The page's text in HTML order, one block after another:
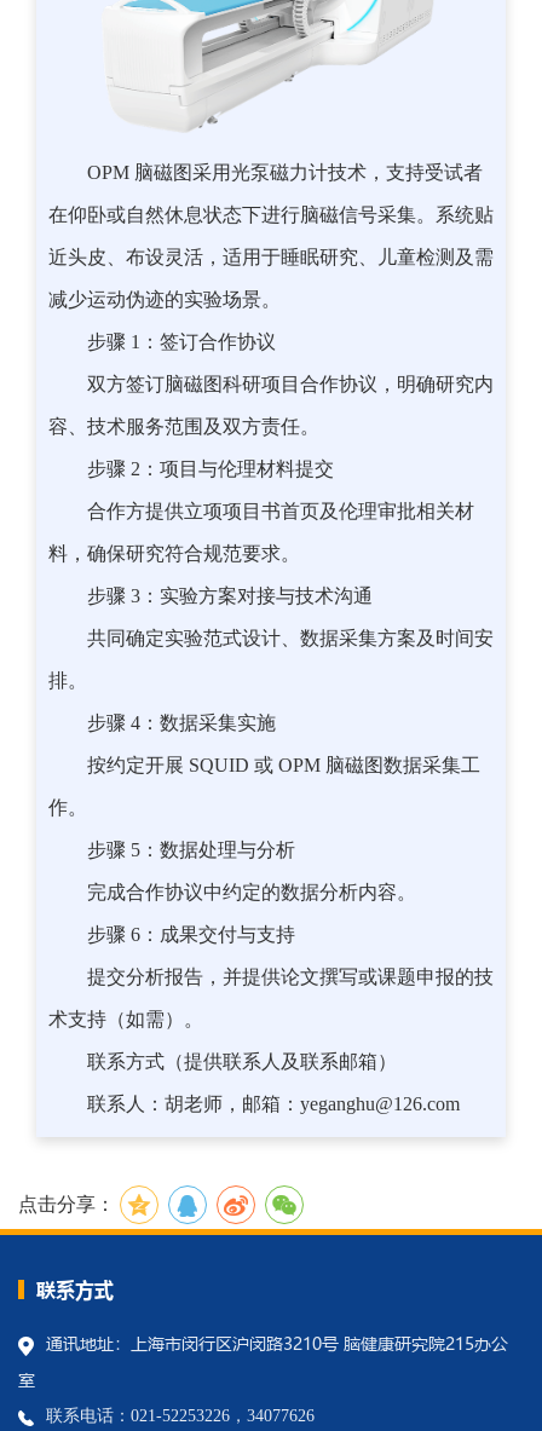
OPM 脑磁图采用光泵磁力计技术，支持受试者
在仰卧或自然休息状态下进行脑磁信号采集。系统贴
近头皮、布设灵活，适用于睡眠研究、儿童检测及需
减少运动伪迹的实验场景。
步骤 1：签订合作协议
双方签订脑磁图科研项目合作协议，明确研究内
容、技术服务范围及双方责任。
步骤 2：项目与伦理材料提交
合作方提供立项项目书首页及伦理审批相关材
料，确保研究符合规范要求。
步骤 3：实验方案对接与技术沟通
共同确定实验范式设计、数据采集方案及时间安
排。
步骤 4：数据采集实施
按约定开展 SQUID 或 OPM 脑磁图数据采集工
作。
步骤 5：数据处理与分析
完成合作协议中约定的数据分析内容。
步骤 6：成果交付与支持
提交分析报告，并提供论文撰写或课题申报的技
术支持（如需）。
联系方式（提供联系人及联系邮箱）
联系人：胡老师，邮箱：yeganghu@126.com
点击分享：
联系方式
通讯地址：上海市闵行区沪闵路3210号 脑健康研究院215办公
室
联系电话：021-52253226，34077626